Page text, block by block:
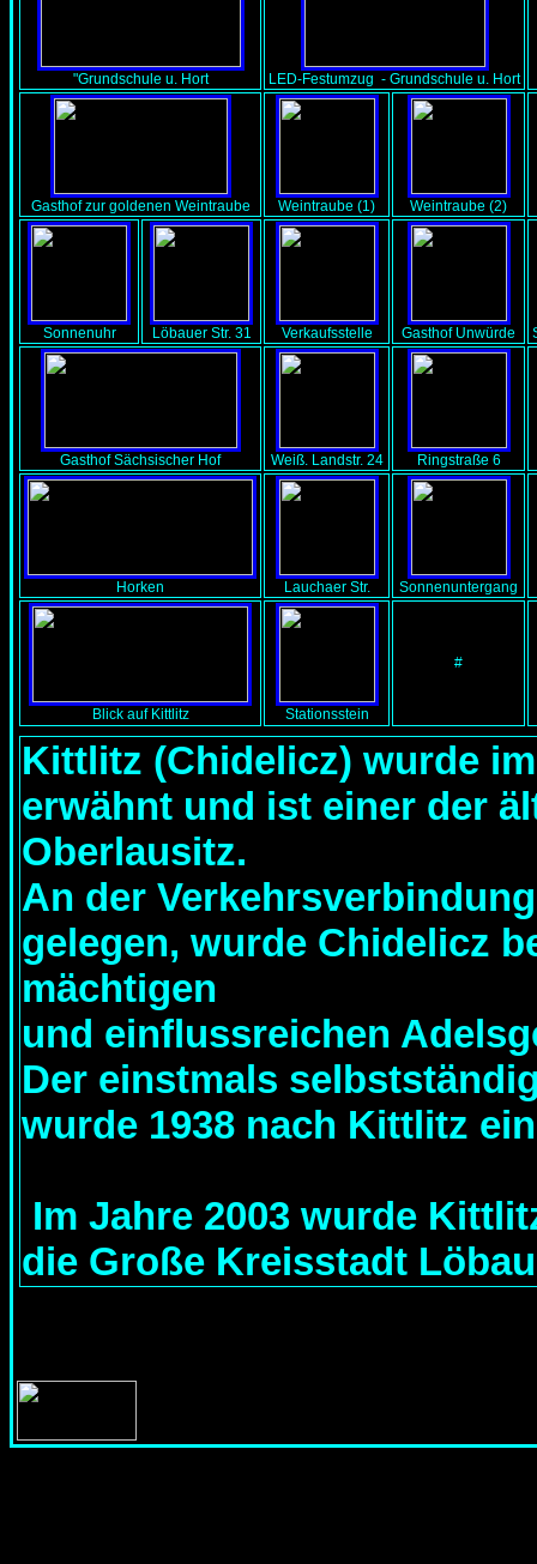
"Grundschule u. Hort LED-Festumzug - Grundschule u. Hort
Gasthof zur goldenen Weintraube Weintraube (1) Weintraube (2)
Sonnenuhr Löbauer Str. 31 Verkaufsstelle Gasthof Unwürde
Gasthof Sächsischer Hof Weiß. Landstr. 24 Ringstraße 6
Horken Lauchaer Str. Sonnenuntergang
Blick auf Kittlitz Stationsstein
#
Kittlitz (Chidelicz) wurde
erwähnt und ist einer der
Oberlausitz.
An der
gelegen, wurde Chidelicz
mächtigen
und einflussreichen
Der einstmals
wurde 1938 nach Kittlitz
Im Jahre 2003 wurde
die Große Kreisstadt